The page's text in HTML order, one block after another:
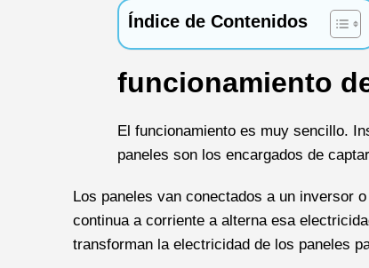
Índice de Contenidos
funcionamiento
El funcionamiento es muy sencillo.
paneles son los encargados de
Los paneles van conectados a un inversor
continua a corriente a alterna esa
transforman la electricidad de los paneles